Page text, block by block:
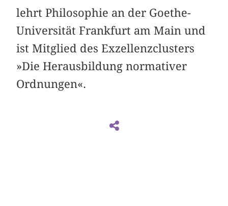
lehrt Philosophie an der Goethe-
Universität Frankfurt am Main und
ist Mitglied des Exzellenzclusters
»Die Herausbildung normativer
Ordnungen«.